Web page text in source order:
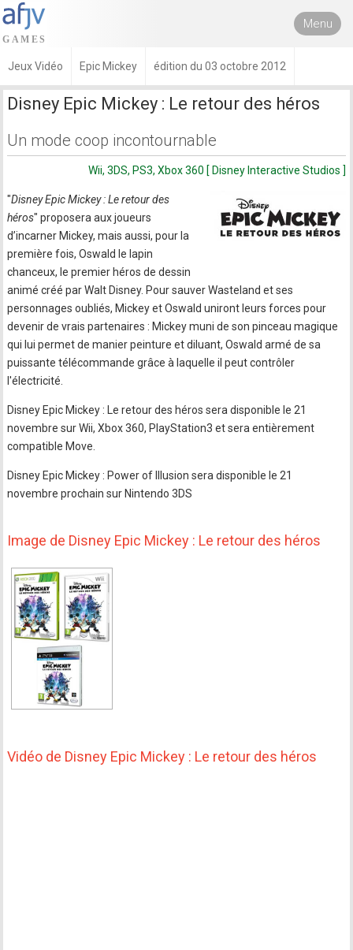
Menu
Jeux Vidéo Epic Mickey édition du 03 octobre 2012
Disney Epic Mickey : Le retour des héros
Un mode coop incontournable
Wii, 3DS, PS3, Xbox 360 [ Disney Interactive Studios ]
"Disney Epic Mickey : Le retour des
héros" proposera aux joueurs
d’incarner Mickey, mais aussi, pour la
première fois, Oswald le lapin
chanceux, le premier héros de dessin
animé créé par Walt Disney. Pour sauver Wasteland et ses
personnages oubliés, Mickey et Oswald uniront leurs forces pour
devenir de vrais partenaires : Mickey muni de son pinceau magique
qui lui permet de manier peinture et diluant, Oswald armé de sa
puissante télécommande grâce à laquelle il peut contrôler
l'électricité.
Disney Epic Mickey : Le retour des héros sera disponible le 21
novembre sur Wii, Xbox 360, PlayStation3 et sera entièrement
compatible Move.
Disney Epic Mickey : Power of Illusion sera disponible le 21
novembre prochain sur Nintendo 3DS
Image de Disney Epic Mickey : Le retour des héros
Vidéo de Disney Epic Mickey : Le retour des héros